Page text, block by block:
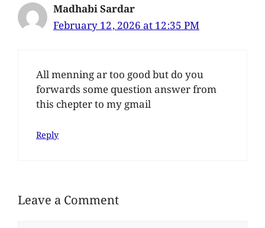
Madhabi Sardar
February 12, 2026 at 12:35 PM
All menning ar too good but do you
forwards some question answer from
this chepter to my gmail
Reply
Leave a Comment